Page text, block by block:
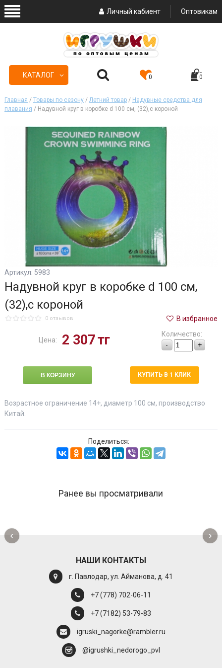
Личный кабиент Оптовикам
КАТАЛОГ 0 0
Главная / Товары по сезону/ Летний товар/ Надувные средства для
плавания / Надувной круг в коробке d 100 см, (32),с короной
Артикул: 5983
Надувной круг в коробке d 100 см,
(32),с короной
0 отзывов В избранное
Цена: 2 307тг
Количество:
-
+
КУПИТЬ В 1 КЛИК
Возрастное ограничение 14+, диаметр 100 см, производство
Китай.
Поделиться:
Ранее вы просматривали
‹ ›
НАШИ КОНТАКТЫ
г. Павлодар, ул. Айманова, д. 41
+7 (778) 702-06-11
+7 (7182) 53-79-83
igruski_nagorke@rambler.ru
@igrushki_nedorogo_pvl